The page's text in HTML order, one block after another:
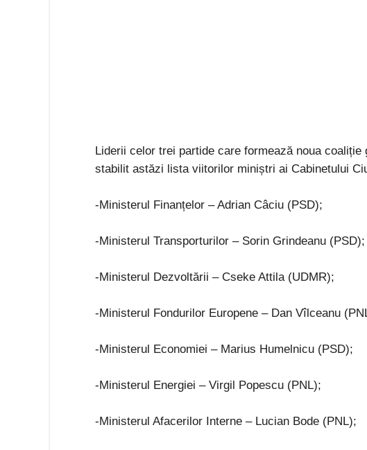
Liderii celor trei partide care formează noua
stabilit astăzi lista viitorilor miniștri ai Cabinetului
-Ministerul Finanțelor – Adrian Câciu (PSD);
-Ministerul Transporturilor – Sorin Grindeanu (PSD);
-Ministerul Dezvoltării – Cseke Attila (UDMR);
-Ministerul Fondurilor Europene – Dan Vîlceanu
-Ministerul Economiei – Marius Humelnicu (PSD);
-Ministerul Energiei – Virgil Popescu (PNL);
-Ministerul Afacerilor Interne – Lucian Bode (PNL);